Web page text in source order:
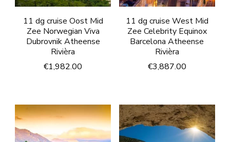
11 dg cruise Oost Mid
Zee Norwegian Viva
Dubrovnik Atheense
Rivièra
€1,982.00
11 dg cruise West Mid
Zee Celebrity Equinox
Barcelona Atheense
Rivièra
€3,887.00